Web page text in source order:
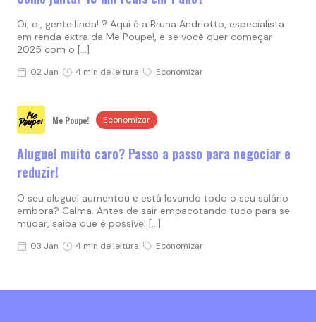
Oi, oi, gente linda! ? Aqui é a Bruna Andriotto, especialista
em renda extra da Me Poupe!, e se você quer começar
2025 com o […]
02 Jan 4 min de leitura Economizar
Me Poupe! Economizar
Aluguel muito caro? Passo a passo para negociar e
reduzir!
O seu aluguel aumentou e está levando todo o seu salário
embora? Calma. Antes de sair empacotando tudo para se
mudar, saiba que é possível […]
03 Jan 4 min de leitura Economizar